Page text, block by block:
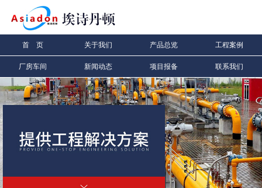
首 页 关于我们 产品总览 工程案例
厂房车间 新闻动态 项目报备 联系我们
信息搜索
搜索